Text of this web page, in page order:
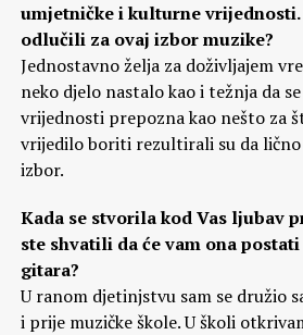
umjetničke i kulturne vrijednosti.
odlučili za ovaj izbor muzike?
Jednostavno želja za doživljajem
neko djelo nastalo kao i težnja da
vrijednosti prepozna kao nešto za
vrijedilo boriti rezultirali su da lično
izbor.
Kada se stvorila kod Vas ljubav
ste shvatili da će vam ona
gitara?
U ranom djetinjstvu sam se družio
i prije muzičke škole. U školi